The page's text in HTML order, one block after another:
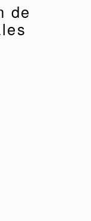
de